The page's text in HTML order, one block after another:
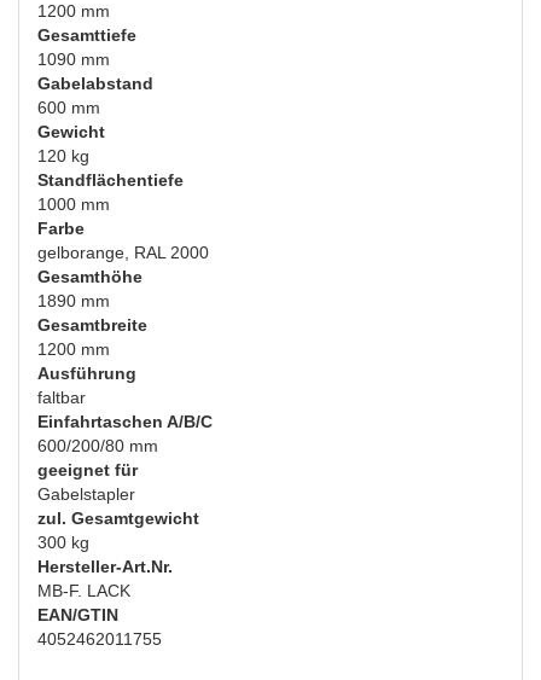
1200 mm
Gesamttiefe
1090 mm
Gabelabstand
600 mm
Gewicht
120 kg
Standflächentiefe
1000 mm
Farbe
gelborange, RAL 2000
Gesamthöhe
1890 mm
Gesamtbreite
1200 mm
Ausführung
faltbar
Einfahrtaschen A/B/C
600/200/80 mm
geeignet für
Gabelstapler
zul. Gesamtgewicht
300 kg
Hersteller-Art.Nr.
MB-F. LACK
EAN/GTIN
4052462011755